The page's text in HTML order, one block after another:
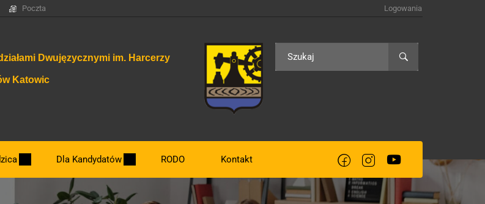
Poczta Logowania
Dwujęzycznymi im. Harcerzy
Katowic
Dla Kandydatów RODO Kontakt